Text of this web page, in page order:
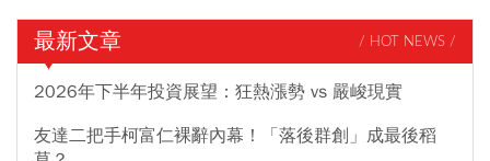
最新文章 / HOT NEWS /
2026年下半年投資展望：狂熱漲勢 vs 嚴峻現實
友達二把手柯富仁裸辭內幕！「落後群創」成最後稻